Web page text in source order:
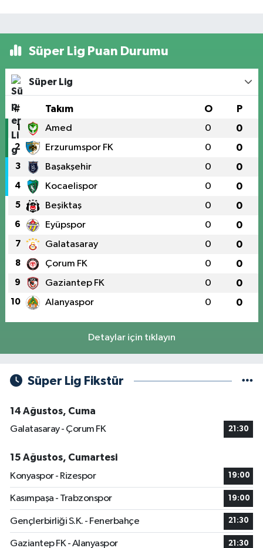
Süper Lig Puan Durumu
Süper Lig
# Takım O P
1 Amed 0 0
2 Erzurumspor FK 0 0
3 Başakşehir 0 0
4 Kocaelispor 0 0
5 Beşiktaş 0 0
6 Eyüpspor 0 0
7 Galatasaray 0 0
8 Çorum FK 0 0
9 Gaziantep FK 0 0
10 Alanyaspor 0 0
Detaylar için tıklayın
Süper Lig Fikstür
14 Ağustos, Cuma
Galatasaray - Çorum FK
21:30
15 Ağustos, Cumartesi
Konyaspor - Rizespor
19:00
Kasımpaşa - Trabzonspor 19:00
Gençlerbirliği S.K. - Fenerbahçe 21:30
Gaziantep FK - Alanyaspor 21:30